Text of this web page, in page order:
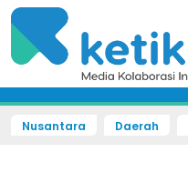
Nusantara Daerah